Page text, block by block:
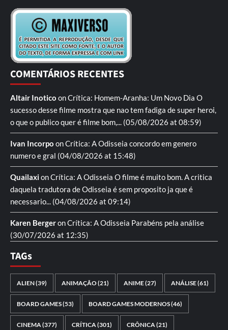
COMENTÁRIOS RECENTES
Altair Inotico onCrítica: Homem-Aranha: Um Novo Dia O
sucesso desse filme mostra que nao tem fadiga de super heroi,
o que o publico quer é filme bom,... (05/08/2026 at 08:59)
Ivan Incorpo onCrítica: A Odisseia concordo em genero
numero e gral (04/08/2026 at 15:48)
QuailaxionCrítica: A Odisseia O filme é muito bom. A critica
daquela tradutora de Odisseia é sem proposito ja que é
necessario... (04/08/2026 at 09:14)
Karen BergeronCrítica: A Odisseia Parabéns pela análise
(30/07/2026 at 12:35)
TAGs
ALIEN(39) ANIMAÇÃO(21) ANIME(27) ANÁLISE(61)
BOARD GAMES(53) BOARD GAMES MODERNOS(46)
CINEMA(377) CRÍTICA(301) CRÔNICA(21)